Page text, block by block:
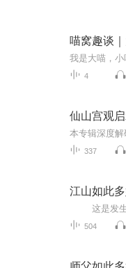
喵窝趣谈
4
337
江山如此
504